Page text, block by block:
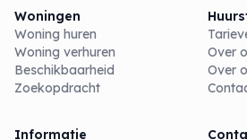
Woningen
Woning huren
Woning verhuren
Beschikbaarheid
Zoekopdracht
Over
Over
Informatie